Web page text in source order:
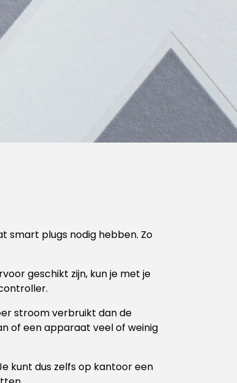
smart plugs nodig hebben. Zo
geschikt zijn, kun je met je
stroom verbruikt dan de
of een apparaat veel of weinig
kunt dus zelfs op kantoor een